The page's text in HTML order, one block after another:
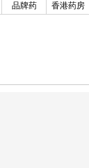
品牌药 香港药房